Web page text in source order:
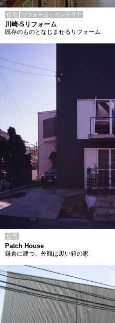
住宅 リフォーム・インテリア
川崎-Sリフォーム
既存のものとなじませるリフォーム
住宅
Patch House
鎌倉に建つ、外観は黒い箱の家